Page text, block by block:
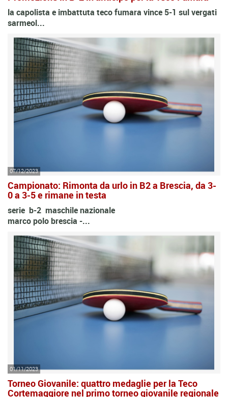
la capolista e imbattuta teco fumara vince 5-1 sul vergati
sarmeol...
07/12/2023
Campionato: Rimonta da urlo in B2 a Brescia, da 3-
0 a 3-5 e rimane in testa
serie b-2 maschile nazionale
marco polo brescia -...
01/11/2023
Torneo Giovanile: quattro medaglie per la Teco
Cortemaggiore nel primo torneo giovanile regionale